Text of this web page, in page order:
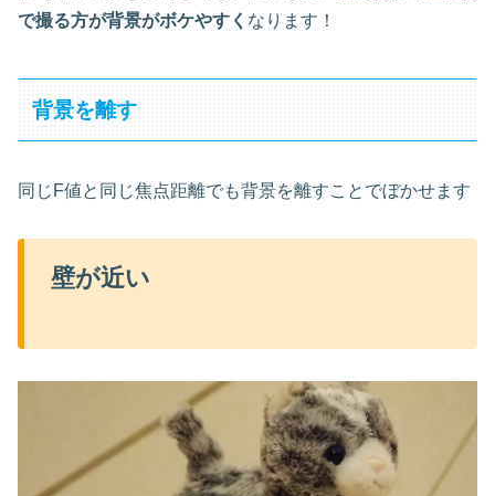
で撮る方が背景がボケやすく なります！
背景を離す
同じF値と同じ焦点距離でも背景を離すことでぼかせます
壁が近い